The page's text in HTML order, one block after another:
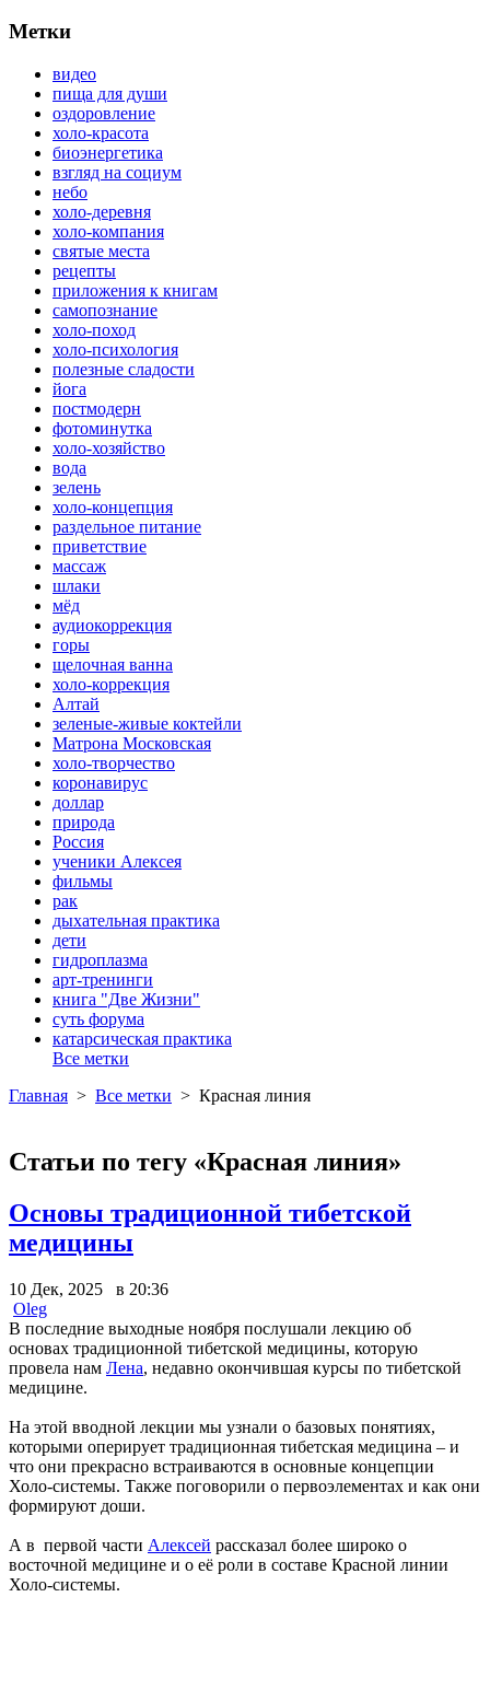
Метки
видео
пища для души
оздоровление
холо-красота
биоэнергетика
взгляд на социум
небо
холо-деревня
холо-компания
святые места
рецепты
приложения к книгам
самопознание
холо-поход
холо-психология
полезные сладости
йога
постмодерн
фотоминутка
холо-хозяйство
вода
зелень
холо-концепция
раздельное питание
приветствие
массаж
шлаки
мёд
аудиокоррекция
горы
щелочная ванна
холо-коррекция
Алтай
зеленые-живые коктейли
Матрона Московская
холо-творчество
коронавирус
доллар
природа
Россия
ученики Алексея
фильмы
рак
дыхательная практика
дети
гидроплазма
арт-тренинги
книга "Две Жизни"
суть форума
катарсическая практика
Все метки
Главная > Все метки > Красная линия
Статьи по тегу «Красная линия»
Основы традиционной тибетской
медицины
10 Дек, 2025 в 20:36
Oleg
В последние выходные ноября послушали лекцию об
основах традиционной тибетской медицины, которую
провела нам Лена, недавно окончившая курсы по тибетской
медицине.
На этой вводной лекции мы узнали о базовых понятиях,
которыми оперирует традиционная тибетская медицина – и
что они прекрасно встраиваются в основные концепции
Холо-системы. Также поговорили о первоэлементах и как они
формируют доши.
А в первой части Алексей рассказал более широко о
восточной медицине и о её роли в составе Красной линии
Холо-системы.